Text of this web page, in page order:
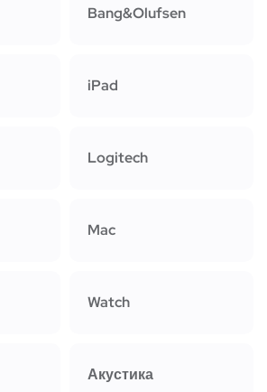
Bang&Olufsen
iPad
Logitech
Mac
Watch
Акустика